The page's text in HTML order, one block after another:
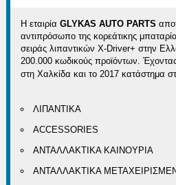
Η εταιρίαGLYKAS AUTO PARTS
αντιπρόσωπο της κορεάτικης
σειράς λιπαντικών X-Driver+ στην
200.000 κωδικούς προϊόντων.
στη Χαλκίδα και το 2017 κατάστημα
ΛΙΠΑΝΤΙΚΑ
ACCESSORIES
ΑΝΤΑΛΛΑΚΤΙΚΑ ΚΑΙΝΟΥΡΙΑ
ΑΝΤΑΛΛΑΚΤΙΚΑ